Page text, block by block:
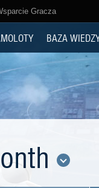
Gracza
BAZA